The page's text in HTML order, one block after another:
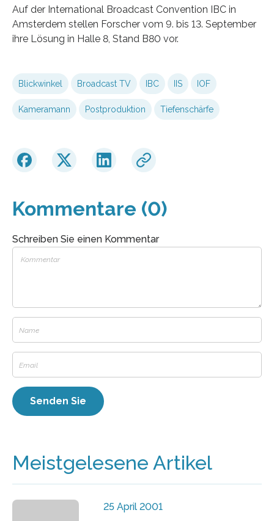
Auf der International Broadcast Convention IBC in
Amsterdem stellen Forscher vom 9. bis 13. September
ihre Lösung in Halle 8, Stand B80 vor.
Blickwinkel Broadcast TV IBC IIS IOF
Kameramann Postproduktion Tiefenschärfe
Kommentare (0)
Schreiben Sie einen Kommentar
Meistgelesene Artikel
25 April 2001